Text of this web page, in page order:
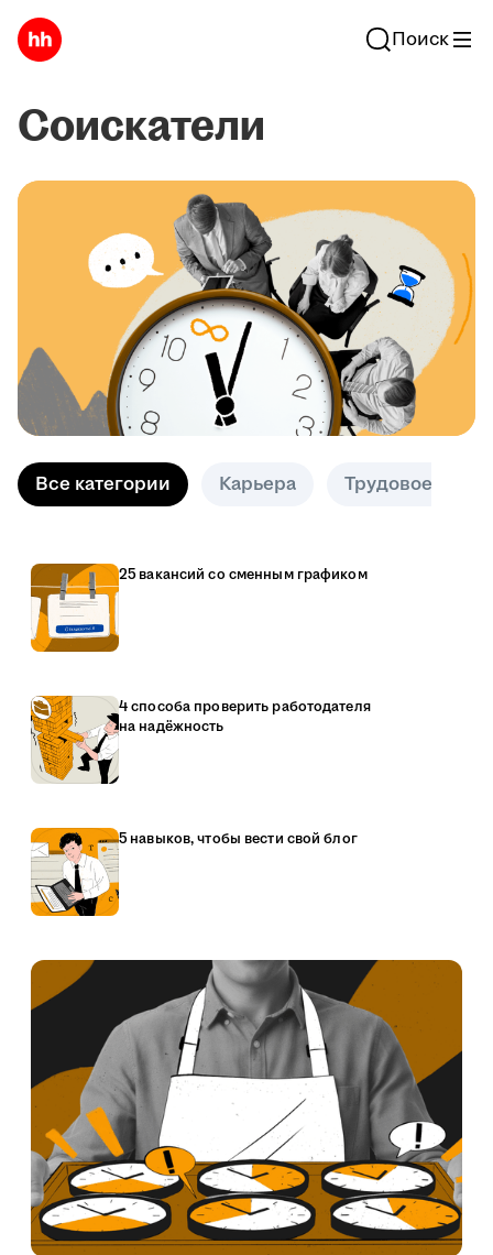
Поиск
Соискатели
Все категории Карьера Трудовое право
25 вакансий со сменным графиком
4 способа проверить работодателя
на надёжность
5 навыков, чтобы вести свой блог